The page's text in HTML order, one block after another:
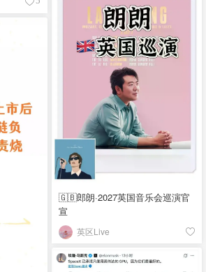
🇬🇧郎朗·2027英国音乐会巡演官
宣
英区Live